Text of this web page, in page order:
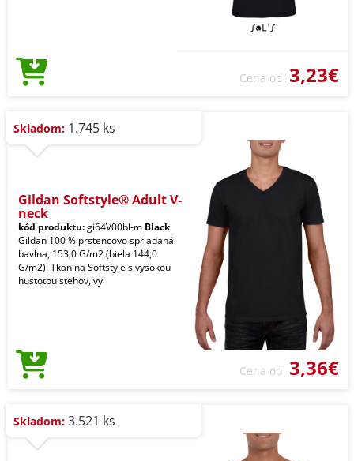
Cena od 3,23€
Skladom: 1.745 ks
Gildan Softstyle® Adult V-
neck
kód produktu:gi64V00bl-m Black
Gildan 100 % prstencovo spriadaná
bavlna, 153,0 G/m2 (biela 144,0
G/m2). Tkanina Softstyle s vysokou
hustotou stehov, vy
Cena od 3,36€
Skladom: 3.521 ks